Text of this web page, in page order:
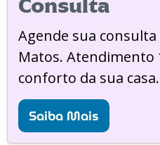
Consulta
Agende sua consulta
Matos. Atendimento
conforto da sua casa.
Saiba Mais